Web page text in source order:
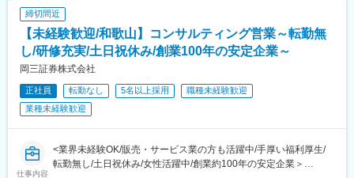
生充実
★残業月平均9時間・育休復職率96％・定着率92％
★「あなたがいてくれてよかった」と直接感謝される仕事
■業務の流れ
険商品をご案内します。飛び込み・テレアポ・個人ノルマはあり
ません！
ん！
（1）お客さまの不安・要望を伺います
締切間近
【未経験歓迎/和歌山】コンサルティング営業～転勤無
し/研修充実/土日祝休み/創業100年の安定企業～
岡三証券株式会社
正社員 転勤なし 5名以上採用
職種未経験歓迎
業種未経験歓迎
仕事内容
<業界未経験OK/販売・サービス業の方も活躍中/手厚い福利厚生/
転勤無し/土日祝休み/女性活躍中/創業約100年の安定企業＞